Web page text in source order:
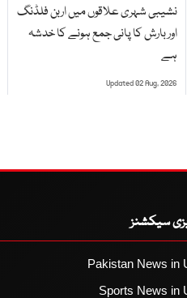
نشیبی شہری علاقوں میں اربن فلڈنگ
اور بارش کا پانی جمع ہونے کا خدشہ
ہے
Updated 02 Aug, 2026
سیکشنز
Pakistan News in
Sports News in